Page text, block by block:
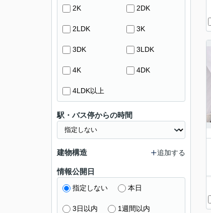
2K 2DK
2LDK 3K
3DK 3LDK
4K 4DK
4LDK以上
駅・バス停からの時間
建物構造 追加する
情報公開日
指定しない 本日
3日以内 1週間以内